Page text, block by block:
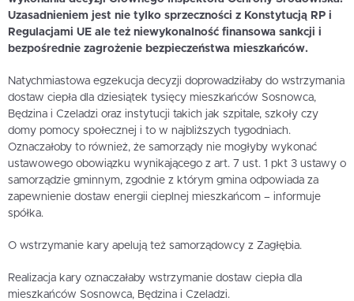
Uzasadnieniem jest nie tylko sprzeczności z Konstytucją RP i
Regulacjami UE ale też niewykonalność finansowa sankcji i
bezpośrednie zagrożenie bezpieczeństwa mieszkańców.
Natychmiastowa egzekucja decyzji doprowadziłaby do wstrzymania
dostaw ciepła dla dziesiątek tysięcy mieszkańców Sosnowca,
Będzina i Czeladzi oraz instytucji takich jak szpitale, szkoły czy
domy pomocy społecznej i to w najbliższych tygodniach.
Oznaczałoby to również, że samorządy nie mogłyby wykonać
ustawowego obowiązku wynikającego z art. 7 ust. 1 pkt 3 ustawy o
samorządzie gminnym, zgodnie z którym gmina odpowiada za
zapewnienie dostaw energii cieplnej mieszkańcom – informuje
spółka.
O wstrzymanie kary apelują też samorządowcy z Zagłębia.
Realizacja kary oznaczałaby wstrzymanie dostaw ciepła dla
mieszkańców Sosnowca, Będzina i Czeladzi.